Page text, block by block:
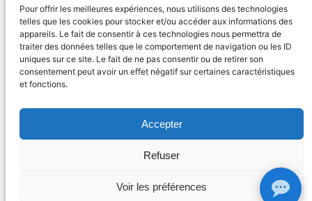
Pour offrir les meilleures expériences, nous utilisons des technologies
telles que les cookies pour stocker et/ou accéder aux informations des
appareils. Le fait de consentir à ces technologies nous permettra de
traiter des données telles que le comportement de navigation ou les ID
uniques sur ce site. Le fait de ne pas consentir ou de retirer son
consentement peut avoir un effet négatif sur certaines caractéristiques
et fonctions.
Accepter
Refuser
Voir les préférences
À propos
Domotique
Électricien
Produit
Confidentialité
Politique de confidentialité
Conditions générales
Nous contacter
Réseaux sociaux
– siret
41448350300085